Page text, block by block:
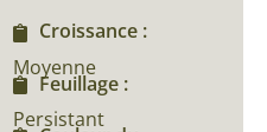
Croissance :
Moyenne
Feuillage :
Persistant